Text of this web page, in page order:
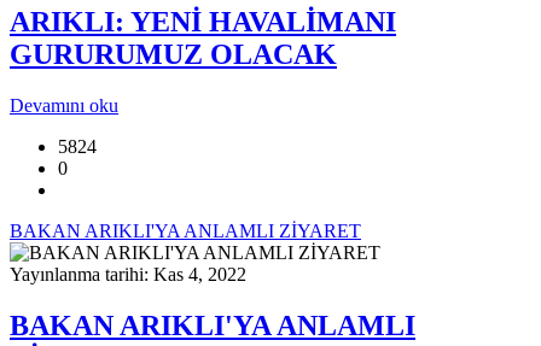
ARIKLI: YENİ HAVALİMANI
GURURUMUZ OLACAK
Devamını oku
5824
0
BAKAN ARIKLI'YA ANLAMLI ZİYARET
Yayınlanma tarihi: Kas 4, 2022
BAKAN ARIKLI'YA ANLAMLI